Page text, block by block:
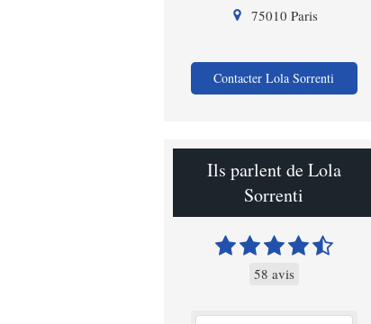
75010 Paris
Contacter Lola Sorrenti
Ils parlent de Lola
Sorrenti
58 avis